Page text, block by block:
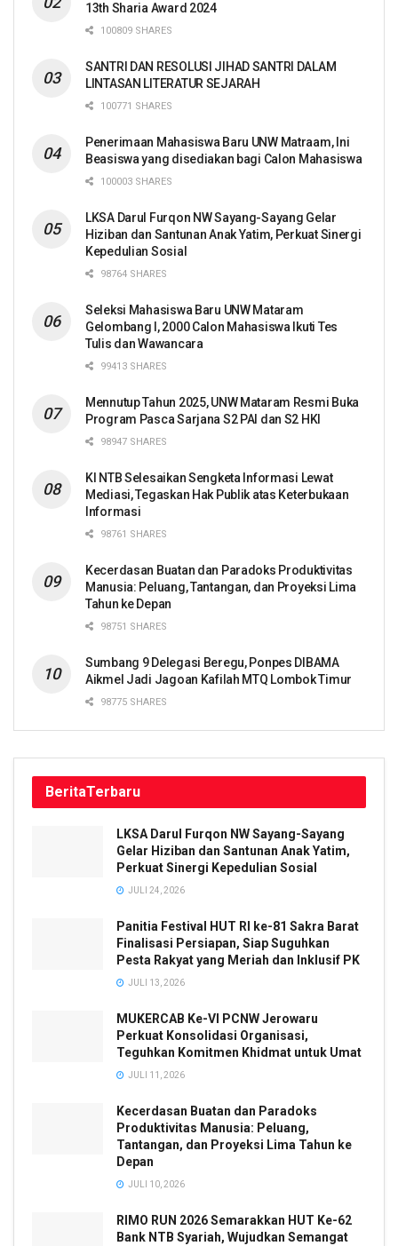
13th Sharia Award 2024
100809 SHARES
SANTRI DAN RESOLUSI JIHAD SANTRI DALAM
LINTASAN LITERATUR SEJARAH
100771 SHARES
Penerimaan Mahasiswa Baru UNW Matraam, Ini
Beasiswa yang disediakan bagi Calon Mahasiswa
100003 SHARES
LKSA Darul Furqon NW Sayang-Sayang Gelar
Hiziban dan Santunan Anak Yatim, Perkuat Sinergi
Kepedulian Sosial
98764 SHARES
Seleksi Mahasiswa Baru UNW Mataram
Gelombang I, 2000 Calon Mahasiswa Ikuti Tes
Tulis dan Wawancara
99413 SHARES
Mennutup Tahun 2025, UNW Mataram Resmi Buka
Program Pasca Sarjana S2 PAI dan S2 HKI
98947 SHARES
KI NTB Selesaikan Sengketa Informasi Lewat
Mediasi, Tegaskan Hak Publik atas Keterbukaan
Informasi
98761 SHARES
Kecerdasan Buatan dan Paradoks Produktivitas
Manusia: Peluang, Tantangan, dan Proyeksi Lima
Tahun ke Depan
98751 SHARES
Sumbang 9 Delegasi Beregu, Ponpes DIBAMA
Aikmel Jadi Jagoan Kafilah MTQ Lombok Timur
98775 SHARES
BeritaTerbaru
LKSA Darul Furqon NW Sayang-Sayang
Gelar Hiziban dan Santunan Anak Yatim,
Perkuat Sinergi Kepedulian Sosial
JULI 24, 2026
Panitia Festival HUT RI ke-81 Sakra Barat
Finalisasi Persiapan, Siap Suguhkan
Pesta Rakyat yang Meriah dan Inklusif PK
JULI 13, 2026
MUKERCAB Ke-VI PCNW Jerowaru
Perkuat Konsolidasi Organisasi,
Teguhkan Komitmen Khidmat untuk Umat
JULI 11, 2026
Kecerdasan Buatan dan Paradoks
Produktivitas Manusia: Peluang,
Tantangan, dan Proyeksi Lima Tahun ke
Depan
JULI 10, 2026
RIMO RUN 2026 Semarakkan HUT Ke-62
Bank NTB Syariah, Wujudkan Semangat